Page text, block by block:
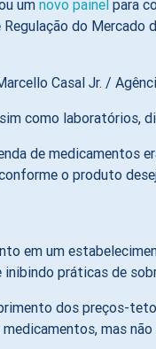
umnovo painel para
do Mercado
Casal Jr. /
como
de medicamentos
o produto
em um
práticas de
dos preços-
mas